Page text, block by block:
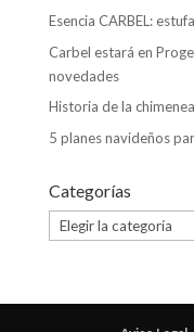
Esencia CARBEL:
Carbel estará en
novedades
Historia de la chimenea
5 planes navideños
Categorías
Categorías